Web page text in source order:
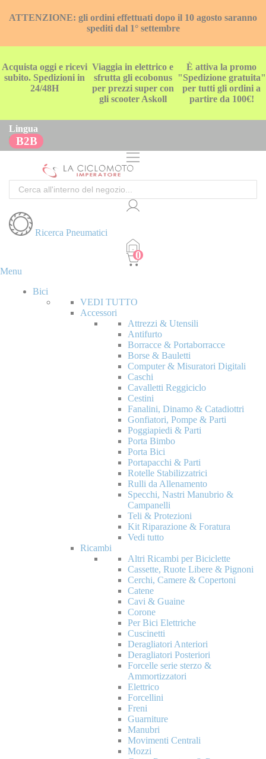
ATTENZIONE: gli ordini effettuati dopo il 10 agosto saranno
spediti dal 1° settembre
Acquista oggi e ricevi
subito. Spedizioni in
24/48H
Viaggia in elettrico e
sfrutta gli ecobonus
per prezzi super con
gli scooter Askoll
È attiva la promo
"Spedizione gratuita"
per tutti gli ordini a
partire da 100€!
Lingua
B2B
Cerca
Ricerca Pneumatici
Menu
Bici
VEDI TUTTO
Accessori
Attrezzi & Utensili
Antifurto
Borracce & Portaborracce
Borse & Bauletti
Computer & Misuratori Digitali
Caschi
Cavalletti Reggiciclo
Cestini
Fanalini, Dinamo & Catadiottri
Gonfiatori, Pompe & Parti
Poggiapiedi & Parti
Porta Bimbo
Porta Bici
Portapacchi & Parti
Rotelle Stabilizzatrici
Rulli da Allenamento
Specchi, Nastri Manubrio &
Campanelli
Teli & Protezioni
Kit Riparazione & Foratura
Vedi tutto
Ricambi
Altri Ricambi per Biciclette
Cassette, Ruote Libere & Pignoni
Cerchi, Camere & Copertoni
Catene
Cavi & Guaine
Corone
Per Bici Elettriche
Cuscinetti
Deragliatori Anteriori
Deragliatori Posteriori
Forcelle serie sterzo &
Ammortizzatori
Elettrico
Forcellini
Freni
Guarniture
Manubri
Movimenti Centrali
Mozzi